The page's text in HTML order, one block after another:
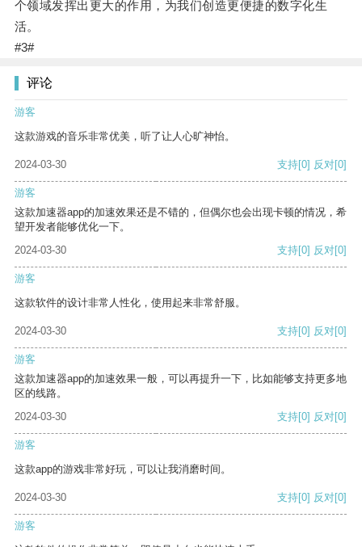
个领域发挥出更大的作用，为我们创造更便捷的数字化生
活。
#3#
评论
游客
这款游戏的音乐非常优美，听了让人心旷神怡。
2024-03-30 支持[0] 反对[0]
游客
这款加速器app的加速效果还是不错的，但偶尔也会出现卡顿的情况，希
望开发者能够优化一下。
2024-03-30
支持[0] 反对[0]
游客
这款软件的设计非常人性化，使用起来非常舒服。
2024-03-30 支持[0] 反对[0]
游客
这款加速器app的加速效果一般，可以再提升一下，比如能够支持更多地
区的线路。
2024-03-30
支持[0] 反对[0]
游客
这款app的游戏非常好玩，可以让我消磨时间。
2024-03-30 支持[0] 反对[0]
游客